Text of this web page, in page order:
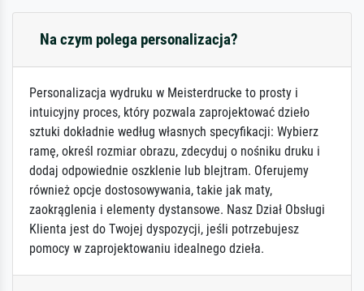
Na czym polega personalizacja?
Personalizacja wydruku w Meisterdrucke to prosty i
intuicyjny proces, który pozwala zaprojektować dzieło
sztuki dokładnie według własnych specyfikacji: Wybierz
ramę, określ rozmiar obrazu, zdecyduj o nośniku druku i
dodaj odpowiednie oszklenie lub blejtram. Oferujemy
również opcje dostosowywania, takie jak maty,
zaokrąglenia i elementy dystansowe. Nasz Dział Obsługi
Klienta jest do Twojej dyspozycji, jeśli potrzebujesz
pomocy w zaprojektowaniu idealnego dzieła.